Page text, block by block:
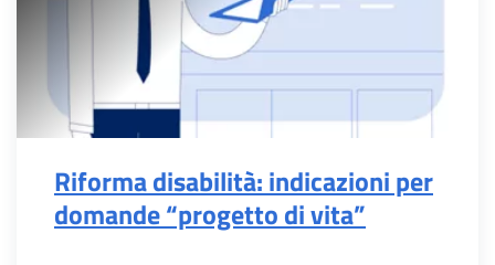
Riforma disabilità: indicazioni per
domande “progetto di vita”